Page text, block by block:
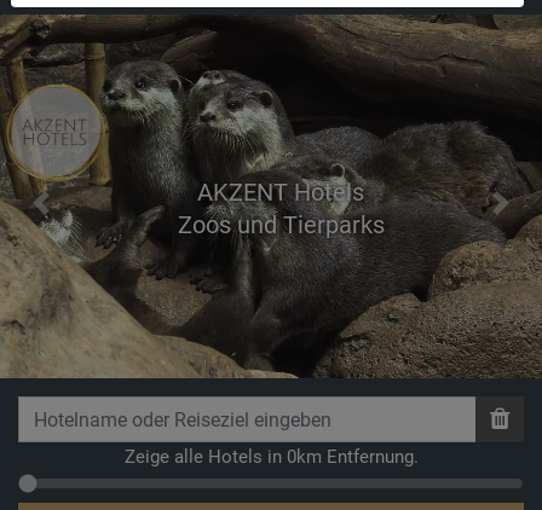
AKZENT Hotels
Zoos und Tierparks
Previous Next
Zeige alle Hotels in 0km Entfernung.